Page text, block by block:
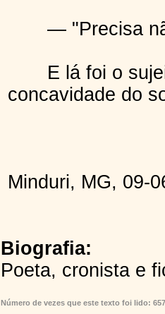
— "Precisa
E lá foi o
concavidade do
Minduri, MG, 09-
Biografia:
Poeta, cronista e
Número de vezes que este texto foi lido: